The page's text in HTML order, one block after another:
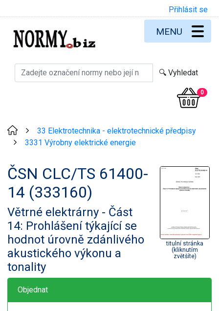
Přihlásit se
0
MENU
33 Elektrotechnika - elektrotechnické předpisy
3331 Výrobny elektrické energie
ČSN CLC/TS 61400-
14 (333160)
Větrné elektrárny - Část
14: Prohlášení týkající se
hodnot úrovně zdánlivého
akustického výkonu a
tonality
titulní stránka
(kliknutím
zvětšíte)
Objednat